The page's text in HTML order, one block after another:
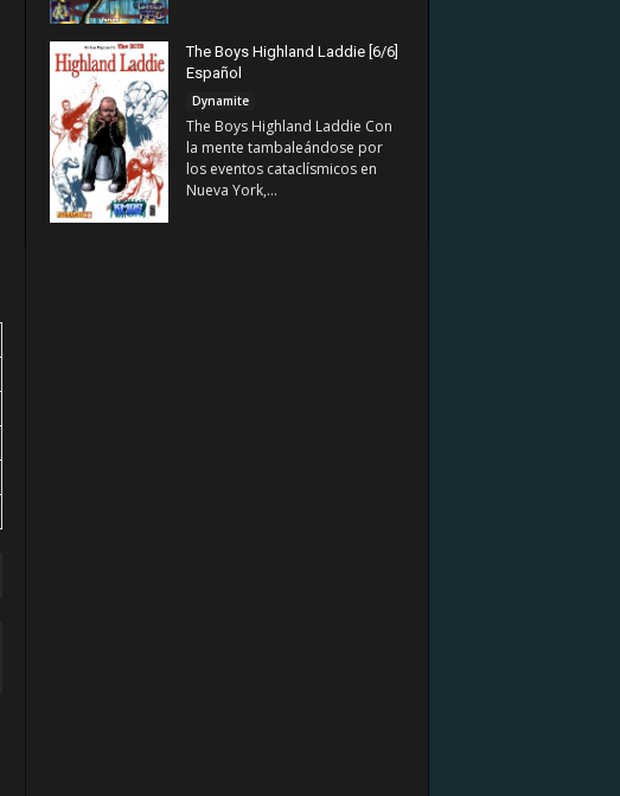
The Boys Highland Laddie [6/6]
Español
Dynamite
The Boys Highland Laddie Con
la mente tambaleándose por
los eventos cataclísmicos en
Nueva York,...